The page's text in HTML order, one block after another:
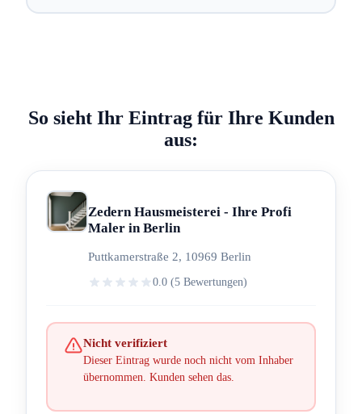
So sieht Ihr Eintrag für Ihre Kunden
aus:
Zedern Hausmeisterei - Ihre Profi
Maler in Berlin
Puttkamerstraße 2, 10969 Berlin
0.0 (5 Bewertungen)
Nicht verifiziert
Dieser Eintrag wurde noch nicht vom Inhaber
übernommen. Kunden sehen das.